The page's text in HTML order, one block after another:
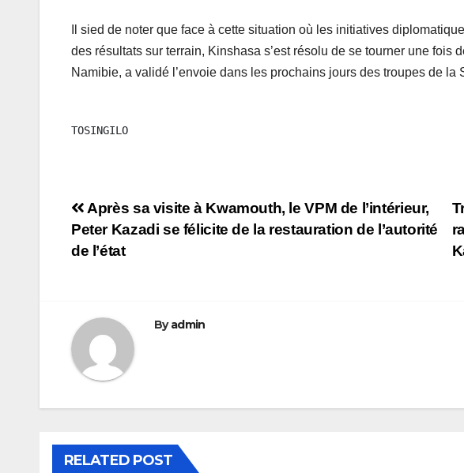
Il sied de noter que face à cette situation où les initiatives
des résultats sur terrain, Kinshasa s’est résolu de se tourner une fois
Namibie, a validé l’envoie dans les prochains jours des troupes de la
TOSINGILO
Navigation
de
Après sa visite à Kwamouth, le VPM de l’intérieur,
Peter Kazadi se félicite de la restauration de l’autorité
de l’état
Byadmin
RELATED POST